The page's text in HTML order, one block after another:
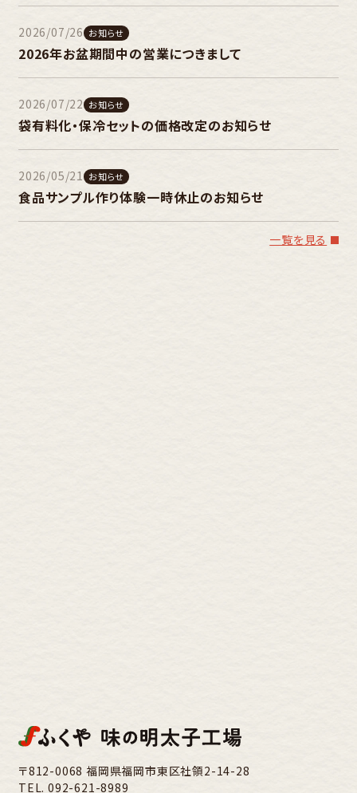
2026/07/26 お知らせ
2026年お盆期間中の営業につきまして
2026/07/22 お知らせ
袋有料化・保冷セットの価格改定のお知らせ
2026/05/21 お知らせ
食品サンプル作り体験一時休止のお知らせ
一覧を見る
〒812-0068 福岡県福岡市東区社領2-14-28
TEL. 092-621-8989